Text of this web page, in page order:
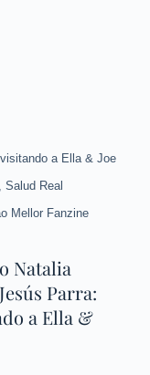
a Ella & Joe
Salud Real
Mellor Fanzine
Natalia
Parra:
a Ella &